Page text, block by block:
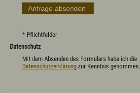
* Pflichtfelder
Datenschutz
Mit dem Absenden des Formulars habe ich die
Datenschutzerklärung zur Kenntnis genommen.